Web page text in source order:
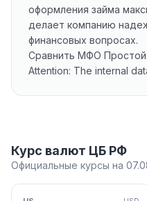
оформления займа
делает компанию
финансовых вопросах.
Сравнить МФО Простой
Attention: The internal
Курс валют ЦБ РФ
Официальные курсы на